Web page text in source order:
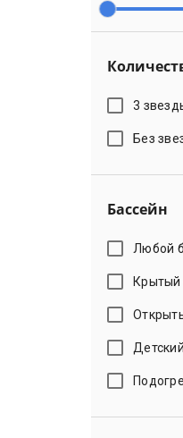
3
Без
Бассейн
Любой
Крытый